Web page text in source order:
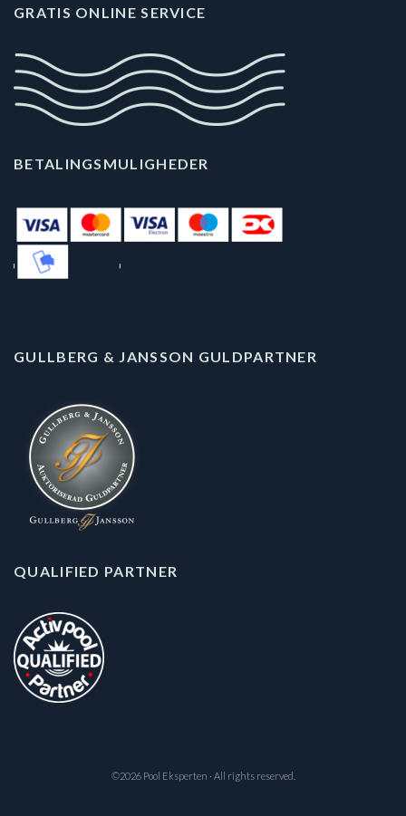
GRATIS ONLINE SERVICE
BETALINGSMULIGHEDER
GULLBERG & JANSSON GULDPARTNER
QUALIFIED PARTNER
©2026 Pool Eksperten · All rights reserved.